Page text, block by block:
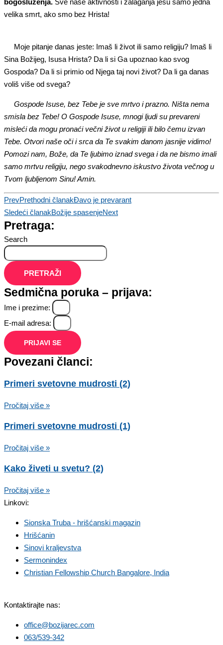
velika smrt, ako smo bez Hrista!
Moje pitanje danas jeste: Imaš li život ili samo religiju? Imaš li
Sina Božijeg, Isusa Hrista? Da li si Ga upoznao kao svog
Gospoda? Da li si primio od Njega taj novi život? Da li ga danas
voliš više od svega?
Gospode Isuse, bez Tebe je sve mrtvo i prazno. Ništa nema
smisla bez Tebe! O Gospode Isuse, mnogi ljudi su prevareni
misleći da mogu pronaći večni život u religiji ili bilo čemu izvan
Tebe. Otvori naše oči i srca da Te svakim danom jasnije vidimo!
Pomozi nam, Bože, da Te ljubimo iznad svega i da ne bismo imali
samo mrtvu religiju, nego svakodnevno iskustvo života večnog u
Tvom ljubljenom Sinu! Amin.
PrevPrethodni članakĐavo je prevarant
Sledeći članakBožije spasenjeNext
Pretraga:
Search
PRETRAŽI
Sedmična poruka – prijava:
Ime i prezime:
E-mail adresa:
PRIJAVI SE
Povezani članci:
Primeri svetovne mudrosti (2)
Pročitaj više »
Primeri svetovne mudrosti (1)
Pročitaj više »
Kako živeti u svetu? (2)
Pročitaj više »
Linkovi:
Sionska Truba - hrišćanski magazin
Hrišćanin
Sinovi kraljevstva
Sermonindex
Christian Fellowship Church Bangalore, India
Kontaktirajte nas:
office@bozijarec.com
063/539-342